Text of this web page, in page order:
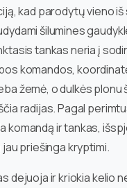
kad parodytų vieno
šilumines
tankas neria į
komandos,
žemė, o dulkės plonu
radijas. Pagal
komandą ir tankas,
jau priešinga kryptimi.
dejuoja ir kriokia kelio